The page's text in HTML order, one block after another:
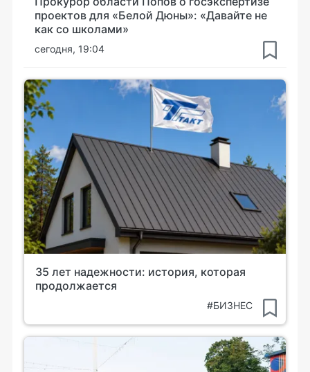
проектов для «Белой Дюны»: «Давайте не
как со школами»
сегодня, 19:04
35 лет надежности: история, которая
продолжается
#БИЗНЕС